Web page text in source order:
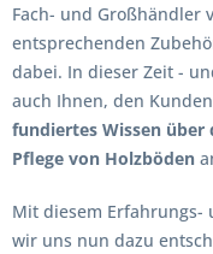
Fach- und Großhändler
entsprechenden
dabei. In dieser Zeit -
auch Ihnen, den
fundiertes Wissen über
Pflege von Holzböden
Mit diesem Erfahrungs-
wir uns nun dazu